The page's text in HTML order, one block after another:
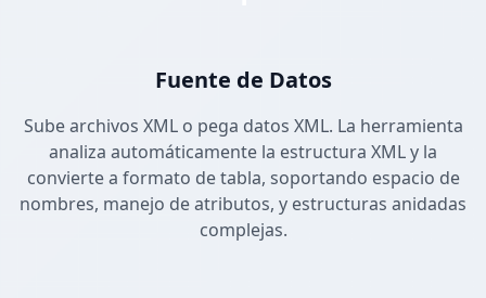
Fuente de Datos
Sube archivos XML o pega datos XML. La herramienta
analiza automáticamente la estructura XML y la
convierte a formato de tabla, soportando espacio de
nombres, manejo de atributos, y estructuras anidadas
complejas.